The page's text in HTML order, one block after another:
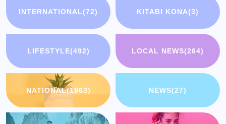
INTERNATIONAL(72) KITABI KONA(3)
LIFESTYLE(492) LOCAL NEWS(264)
NATIONAL(1963) NEWS(27)